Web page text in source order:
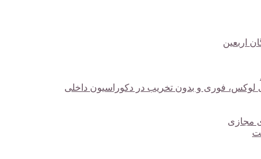
لوکس، فوری و بدون تخریب در دکوراسیون داخلی
مجازی